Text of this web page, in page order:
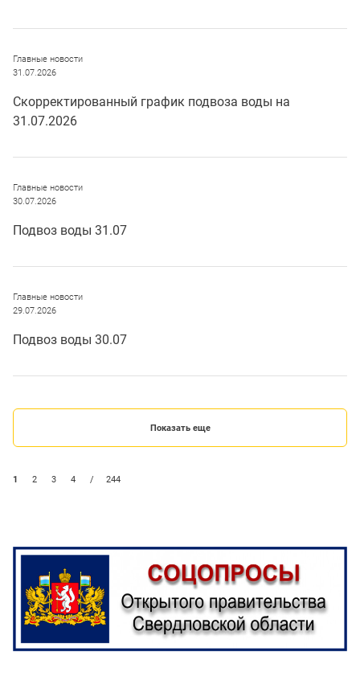
Главные новости
31.07.2026
Скорректированный график подвоза воды на
31.07.2026
Главные новости
30.07.2026
Подвоз воды 31.07
Главные новости
29.07.2026
Подвоз воды 30.07
Показать еще
1 2 3 4 / 244